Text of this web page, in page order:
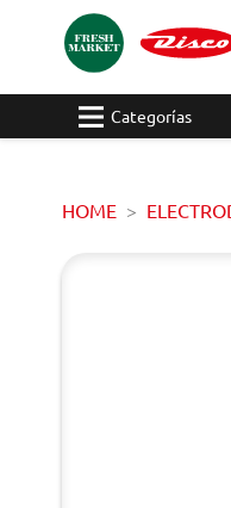
Categorías
HOME